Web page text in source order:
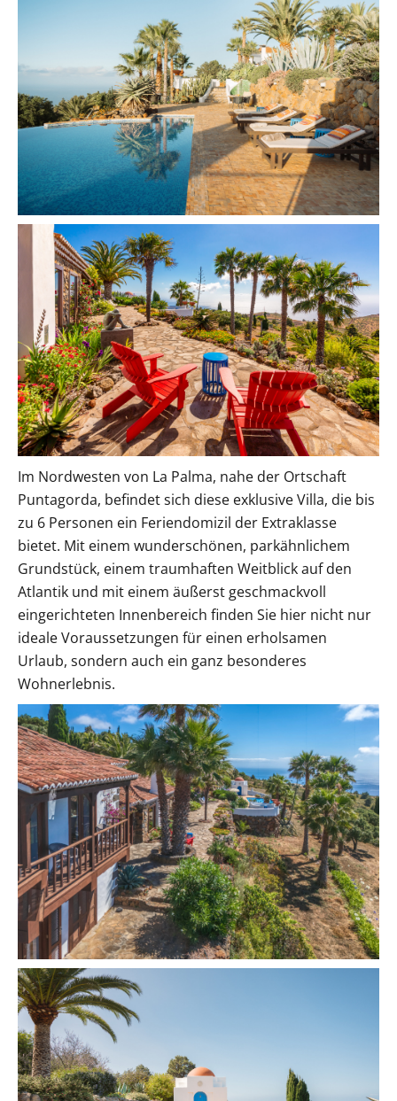
Im Nordwesten von La Palma, nahe der Ortschaft
Puntagorda, befindet sich diese exklusive Villa, die bis
zu 6 Personen ein Feriendomizil der Extraklasse
bietet. Mit einem wunderschönen, parkähnlichem
Grundstück, einem traumhaften Weitblick auf den
Atlantik und mit einem äußerst geschmackvoll
eingerichteten Innenbereich finden Sie hier nicht nur
ideale Voraussetzungen für einen erholsamen
Urlaub, sondern auch ein ganz besonderes
Wohnerlebnis.